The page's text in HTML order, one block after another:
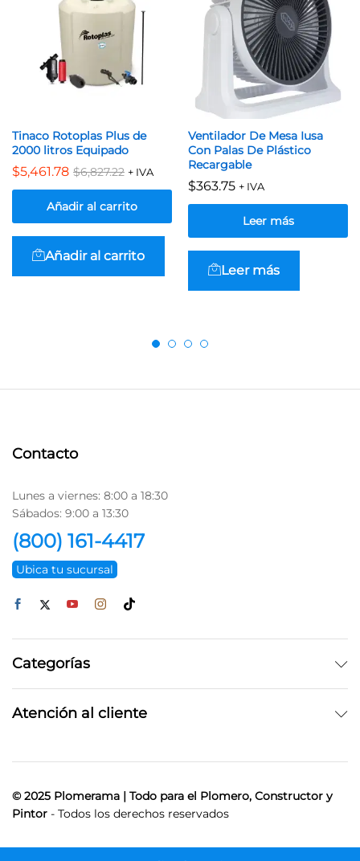
Tinaco Rotoplas Plus de
2000 litros Equipado
$5,461.78 $6,827.22 + IVA
Añadir al carrito
Añadir al carrito
Ventilador De Mesa Iusa
Con Palas De Plástico
Recargable
$363.75 + IVA
Leer más
Leer más
Contacto
Lunes a viernes: 8:00 a 18:30
Sábados: 9:00 a 13:30
(800) 161-4417
Ubica tu sucursal
Categorías
Atención al cliente
© 2025 Plomerama | Todo para el Plomero, Constructor y
Pintor - Todos los derechos reservados